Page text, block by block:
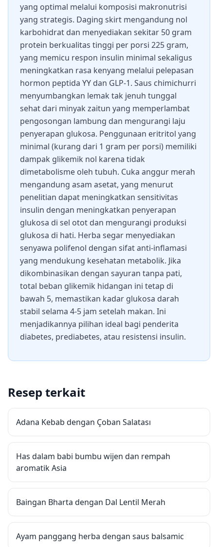
yang optimal melalui komposisi makronutrisi
yang strategis. Daging skirt mengandung nol
karbohidrat dan menyediakan sekitar 50 gram
protein berkualitas tinggi per porsi 225 gram,
yang memicu respon insulin minimal sekaligus
meningkatkan rasa kenyang melalui pelepasan
hormon peptida YY dan GLP-1. Saus chimichurri
menyumbangkan lemak tak jenuh tunggal
sehat dari minyak zaitun yang memperlambat
pengosongan lambung dan mengurangi laju
penyerapan glukosa. Penggunaan eritritol yang
minimal (kurang dari 1 gram per porsi) memiliki
dampak glikemik nol karena tidak
dimetabolisme oleh tubuh. Cuka anggur merah
mengandung asam asetat, yang menurut
penelitian dapat meningkatkan sensitivitas
insulin dengan meningkatkan penyerapan
glukosa di sel otot dan mengurangi produksi
glukosa di hati. Herba segar menyediakan
senyawa polifenol dengan sifat anti-inflamasi
yang mendukung kesehatan metabolik. Jika
dikombinasikan dengan sayuran tanpa pati,
total beban glikemik hidangan ini tetap di
bawah 5, memastikan kadar glukosa darah
stabil selama 4-5 jam setelah makan. Ini
menjadikannya pilihan ideal bagi penderita
diabetes, prediabetes, atau resistensi insulin.
Resep terkait
Adana Kebab dengan Çoban Salatası
Has dalam babi bumbu wijen dan rempah
aromatik Asia
Baingan Bharta dengan Dal Lentil Merah
Ayam panggang herba dengan saus balsamic